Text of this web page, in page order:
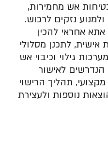
אש מחמירות,
נזקים לרכוש.
אחראי להכין
אישית, לתכנן מסלולי
גילוי וכיבוי אש
לאישור
תהליך הרישוי
נוספות ולעצירת